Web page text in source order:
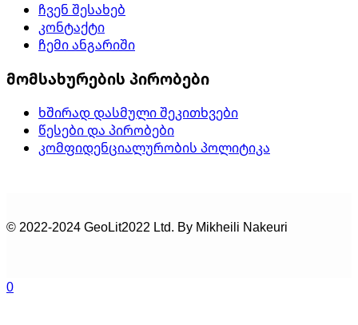
ჩვენ შესახებ
კონტაქტი
ჩემი ანგარიში
მომსახურების პირობები
ხშირად დასმული შეკითხვები
წესები და პირობები
კომფიდენციალურობის პოლიტიკა
© 2022-2024 GeoLit2022 Ltd. By Mikheili Nakeuri
0